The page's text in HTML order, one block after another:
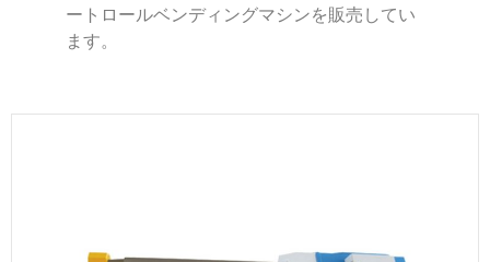
ートロールベンディングマシンを販売してい
ます。